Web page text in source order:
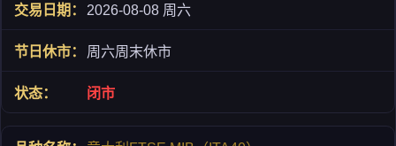
2026-08-08 周六
周六周末休市
闭市